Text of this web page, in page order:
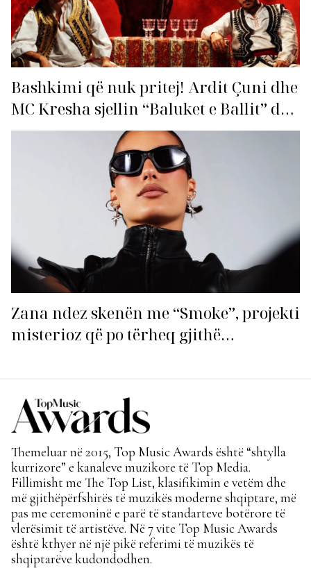
Bashkimi që nuk pritej! Ardit Çuni dhe
MC Kresha sjellin “Baluket e Ballit” dhe
ndezin rrjetin!
Zana ndez skenën me “Smoke”, projekti
misterioz që po tërheq gjithë
Themeluar në 2015, Top Music Awards është “shtylla
kurrizore” e kanaleve muzikore të Top Media.
Fillimisht me The Top List, klasifikimin e vetëm dhe
më gjithëpërfshirës të muzikës moderne shqiptare, më
pas me ceremoninë e parë të standarteve botërore të
vlerësimit të artistëve. Në 7 vite Top Music Awards
është kthyer në një pikë referimi të muzikës të
shqiptarëve kudondodhen.